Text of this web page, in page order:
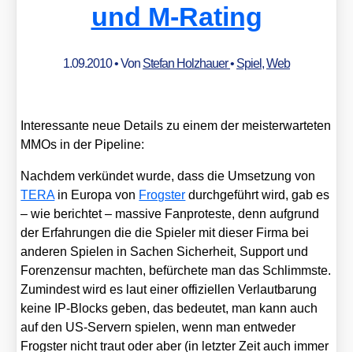
und M‑Rating
1.09.2010• Von Stefan Holzhauer• Spiel,Web
Inter­es­san­te neue Details zu einem der meis­ter­war­te­ten
MMOs in der Pipe­line:
Nach­dem ver­kün­det wur­de, dass die Umset­zung von
TERAin Euro­pa von Frogs­ter durch­ge­führt wird, gab es
– wie berich­tet – mas­si­ve Fan­pro­tes­te, denn auf­grund
der Erfah­run­gen die die Spie­ler mit die­ser Fir­ma bei
ande­ren Spie­len in Sachen Sicher­heit, Sup­port und
Foren­zen­sur mach­ten, befürche­te man das Schlimms­te.
Zumin­dest wird es laut einer offi­zi­el­len Ver­laut­ba­rung
kei­ne IP-Blocks geben, das bedeu­tet, man kann auch
auf den US-Ser­vern spie­len, wenn man ent­we­der
Frogs­ter nicht traut oder aber (in letz­ter Zeit auch immer